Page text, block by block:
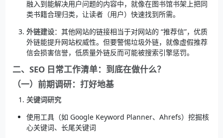
融入到能解决用户问题的内容中，就像在图书馆书架上把同
类书籍合理归类，让读者（用户）快速找到所需。
外链建设：其他网站的链接相当于对网站的 “推荐信”，优质
外链能提升网站权威性。但要警惕垃圾外链，就像虚假推荐
信会损害信誉，低质量外链反而可能被搜索引擎惩罚。
二、SEO 日常工作清单：到底在做什么？
（一）前期调研：打好地基
关键词研究
使用工具（如 Google Keyword Planner、Ahrefs）挖掘核
心关键词、长尾关键词